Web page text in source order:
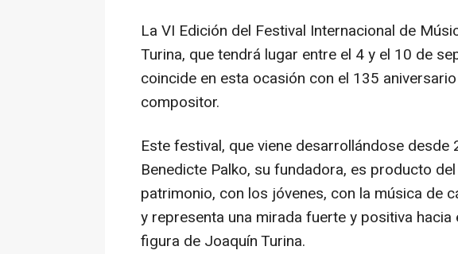
La VI Edición del Festival Internacional de
Turina, que tendrá lugar entre el 4 y el 10 de
coincide en esta ocasión con el 135
compositor.
Este festival, que viene desarrollándose desde
Benedicte Palko, su fundadora, es producto
patrimonio, con los jóvenes, con la música de
y representa una mirada fuerte y positiva
figura de Joaquín Turina.